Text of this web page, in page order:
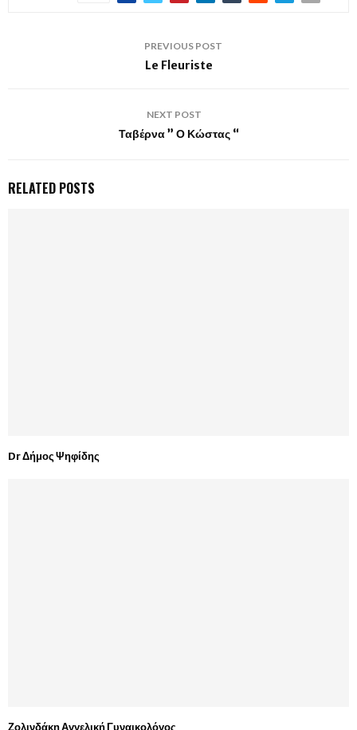
PREVIOUS POST
Le Fleuriste
NEXT POST
Ταβέρνα ” Ο Κώστας “
RELATED POSTS
Dr Δήμος Ψηφίδης
Ζολινδάκη Αγγελική Γυναικολόγος